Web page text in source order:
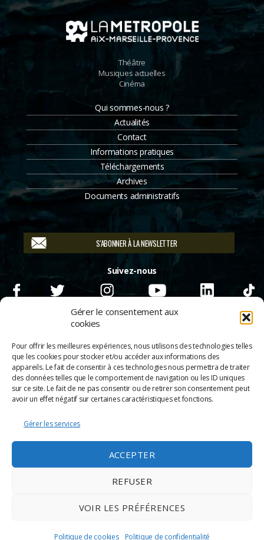
Gérer le consentement aux
cookies
Pour offrir les meilleures expériences, nous utilisons des technologies telles
que les cookies pour stocker et/ou accéder aux informations des
appareils. Le fait de consentir à ces technologies nous permettra de traiter
des données telles que le comportement de navigation ou les ID uniques
sur ce site. Le fait de ne pas consentir ou de retirer son consentement peut
avoir un effet négatif sur certaines caractéristiques et fonctions.
Gérer les services
ACCEPTER
REFUSER
VOIR LES PRÉFÉRENCES
Politique de cookies Politique de confidentialité
Théâtre
Musiques actuelles
Cinéma
Qui sommes-nous ?
Actualités
Contact
Informations pratiques
Téléchargements
Archives
Documents administratifs
S'ABONNER À LA NEWSLETTER
Suivez-nous
© 2026Scènes & Cinés
Appels d’offre
Espace Pro